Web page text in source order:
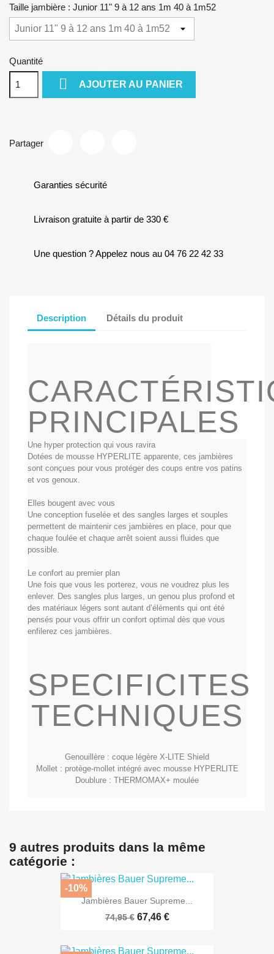
Taille jambière : Junior 11" 9 à 12 ans 1m 40 à 1m52
Quantité
 AJOUTER AU PANIER
Partager
Garanties sécurité
Livraison gratuite à partir de 330 €
Une question ? Appelez nous au 04 76 22 42 33
Description Détails du produit
PRINCIPALES
Une hyper protection qui vous ravira
Dotées de mousse HYPERLITE apparente, ces jambières
sont conçues pour vous protéger des coups entre vos patins
et vos genoux.
Elles bougent avec vous
Une conception fuselée et des sangles larges et souples
permettent de maintenir ces jambières en place, pour que
chaque foulée et chaque arrêt soient aussi fluides que
possible.
Le confort au premier plan
Une fois que vous les porterez, vous ne voudrez plus les
enlever. Des sangles plus larges, un genou plus profond et
des matériaux légers sont autant d’éléments qui ont été
pensés pour vous offrir un confort optimal dès que vous
enfilerez ces jambières.
SPECIFICITES
TECHNIQUES
Genouillère : coque légère X-LITE Shield
Mollet : protège-mollet intégré avec mousse HYPERLITE
Doublure : THERMOMAX+ moulée
9 autres produits dans la même
catégorie :
Jambières Bauer Supreme...
74,95 € 67,46 €
-10%